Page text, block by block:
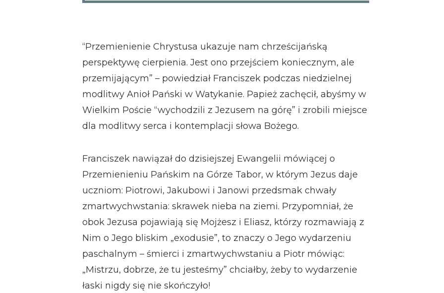
“Przemienienie Chrystusa ukazuje nam chrześcijańską
perspektywę cierpienia. Jest ono przejściem koniecznym, ale
przemijającym” – powiedział Franciszek podczas niedzielnej
modlitwy Anioł Pański w Watykanie. Papież zachęcił, abyśmy w
Wielkim Poście “wychodzili z Jezusem na górę” i zrobili miejsce
dla modlitwy serca i kontemplacji słowa Bożego.
Franciszek nawiązał do dzisiejszej Ewangelii mówiącej o
Przemienieniu Pańskim na Górze Tabor, w którym Jezus daje
uczniom: Piotrowi, Jakubowi i Janowi przedsmak chwały
zmartwychwstania: skrawek nieba na ziemi. Przypomniał, że
obok Jezusa pojawiają się Mojżesz i Eliasz, którzy rozmawiają z
Nim o Jego bliskim „exodusie”, to znaczy o Jego wydarzeniu
paschalnym – śmierci i zmartwychwstaniu a Piotr mówiąc:
„Mistrzu, dobrze, że tu jesteśmy” chciałby, żeby to wydarzenie
łaski nigdy się nie skończyło!